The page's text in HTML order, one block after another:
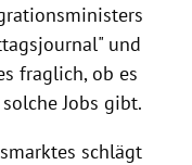
und
fraglich, ob es
Jobs gibt.
schlägt